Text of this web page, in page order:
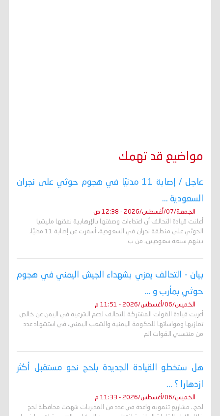
مواضيع قد تهمك
عاجل / إصابة 11 مدنيًا في هجوم حوثي على نجران
السعودية ...
الجمعة/07/أغسطس/2026 - 12:38 ص
أعلنت قيادة التحالف أن اعتداءات وصفتها بالإرهابية نفذتها مليشيا
الحوثي على منطقة نجران في السعودية، أسفرت عن إصابة 11 مدنيًا،
بينهم سبعة سعوديين، من ب
بيان - التحالف يعزي بشهداء الجيش اليمني في هجوم
حوثي بمأرب و ...
الخميس/06/أغسطس/2026 - 11:51 م
أعربت قيادة القوات المشتركة للتحالف لدعم الشرعية في اليمن عن خالص
تعازيها ومواساتها للحكومة اليمنية والشعب اليمني، في استشهاد عدد
من منتسبي القوات الم
هل ستخطو القيادة الجديدة بلحج نحو مستقبل أكثر
ازدهارا ؟ ...
الخميس/06/أغسطس/2026 - 11:33 م
لحج.. مشاريع تنموية واعدة في عدد من المديريات شهدت محافظة لحج